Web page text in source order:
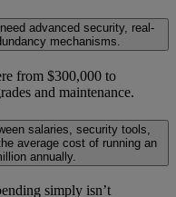
advanced security, real-
mechanisms.
from $300,000 to
and maintenance.
salaries, security tools,
average cost of running an
annually.
simply isn’t